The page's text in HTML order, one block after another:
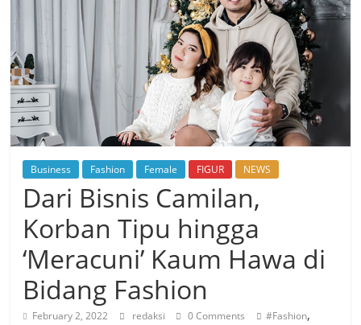
Business Fashion Female FIGUR NEWS
Dari Bisnis Camilan,
Korban Tipu hingga
‘Meracuni’ Kaum Hawa di
Bidang Fashion
February 2, 2022 redaksi 0 Comments #Fashion,